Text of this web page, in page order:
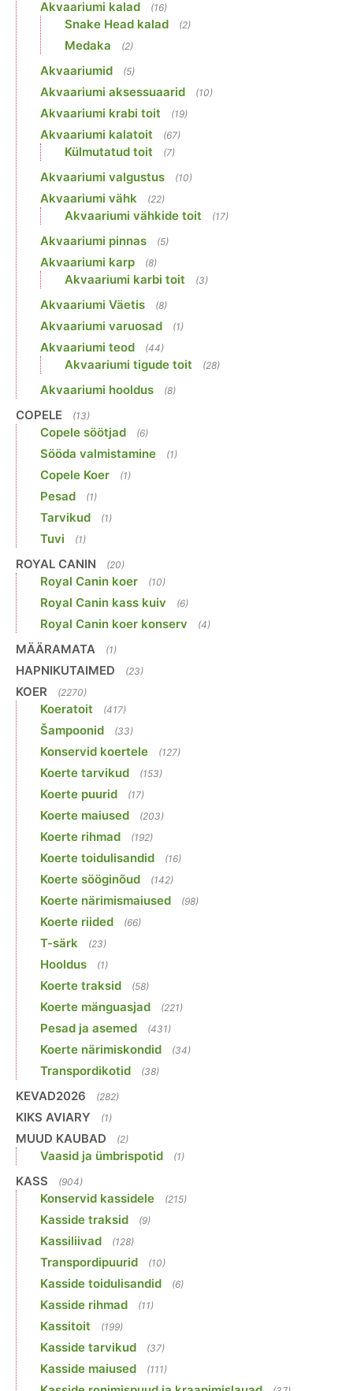
Akvaariumi kalad (16)
Snake Head kalad (2)
Medaka (2)
Akvaariumid (5)
Akvaariumi aksessuaarid (10)
Akvaariumi krabi toit (19)
Akvaariumi kalatoit (67)
Külmutatud toit (7)
Akvaariumi valgustus (10)
Akvaariumi vähk (22)
Akvaariumi vähkide toit (17)
Akvaariumi pinnas (5)
Akvaariumi karp (8)
Akvaariumi karbi toit (3)
Akvaariumi Väetis (8)
Akvaariumi varuosad (1)
Akvaariumi teod (44)
Akvaariumi tigude toit (28)
Akvaariumi hooldus (8)
COPELE (13)
Copele söötjad (6)
Sööda valmistamine (1)
Copele Koer (1)
Pesad (1)
Tarvikud (1)
Tuvi (1)
ROYAL CANIN (20)
Royal Canin koer (10)
Royal Canin kass kuiv (6)
Royal Canin koer konserv (4)
MÄÄRAMATA (1)
HAPNIKUTAIMED (23)
KOER (2270)
Koeratoit (417)
Šampoonid (33)
Konservid koertele (127)
Koerte tarvikud (153)
Koerte puurid (17)
Koerte maiused (203)
Koerte rihmad (192)
Koerte toidulisandid (16)
Koerte sööginõud (142)
Koerte närimismaiused (98)
Koerte riided (66)
T-särk (23)
Hooldus (1)
Koerte traksid (58)
Koerte mänguasjad (221)
Pesad ja asemed (431)
Koerte närimiskondid (34)
Transpordikotid (38)
KEVAD2026 (282)
KIKS AVIARY (1)
MUUD KAUBAD (2)
Vaasid ja ümbrispotid (1)
KASS (904)
Konservid kassidele (215)
Kasside traksid (9)
Kassiliivad (128)
Transpordipuurid (10)
Kasside toidulisandid (6)
Kasside rihmad (11)
Kassitoit (199)
Kasside tarvikud (37)
Kasside maiused (111)